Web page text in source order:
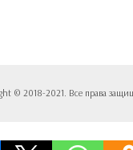
© 2018-2021. Все права